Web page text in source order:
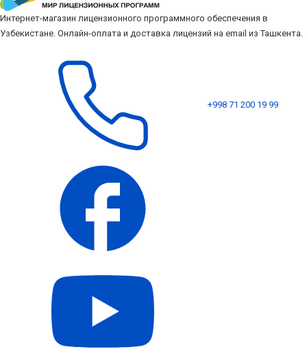
Интернет-магазин лицензионного программного обеспечения в
Узбекистане. Онлайн-оплата и доставка лицензий на email из Ташкента.
+998 71 200 19 99